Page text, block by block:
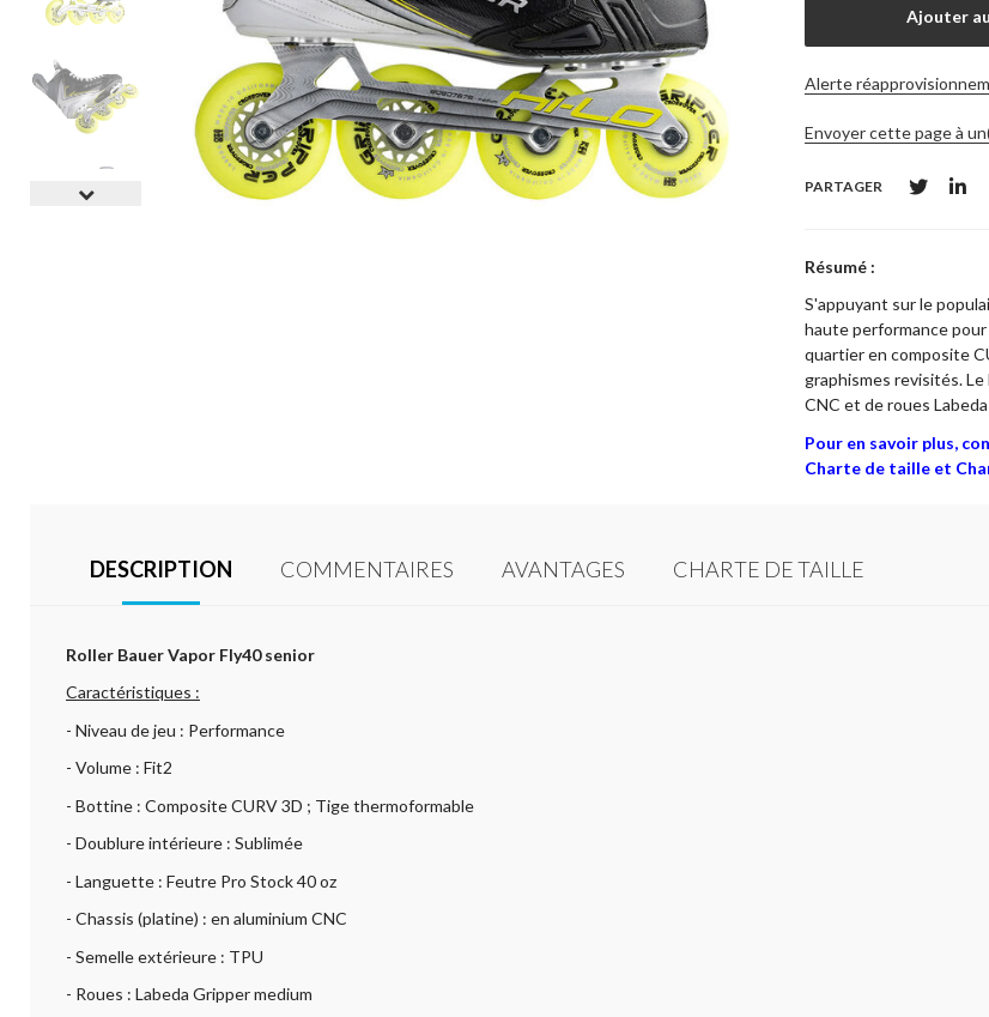
Alerte
Envoyer cette page à
PARTAGER
Résumé :
S'appuyant sur le
haute performance pour
quartier en composite
graphismes revisités.
CNC et de roues
Pour en savoir plus,
Charte de taille et
DESCRIPTION COMMENTAIRES AVANTAGES CHARTE DE TAILLE
Roller Bauer Vapor Fly40 senior
Caractéristiques :
- Niveau de jeu : Performance
- Volume : Fit2
- Bottine : Composite CURV 3D ; Tige thermoformable
- Doublure intérieure : Sublimée
- Languette : Feutre Pro Stock 40 oz
- Chassis (platine) : en aluminium CNC
- Semelle extérieure : TPU
- Roues : Labeda Gripper medium